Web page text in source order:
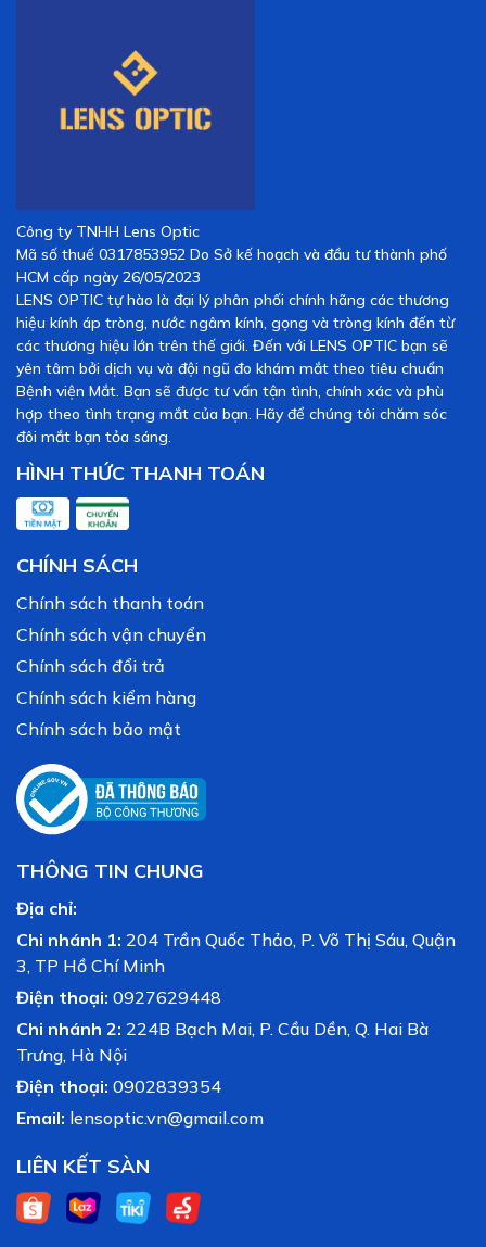
Công ty TNHH Lens Optic
Mã số thuế 0317853952 Do Sở kế hoạch và đầu tư thành phố
HCM cấp ngày 26/05/2023
LENS OPTIC tự hào là đại lý phân phối chính hãng các thương
hiệu kính áp tròng, nước ngâm kính, gọng và tròng kính đến từ
các thương hiệu lớn trên thế giới. Đến với LENS OPTIC bạn sẽ
yên tâm bởi dịch vụ và đội ngũ đo khám mắt theo tiêu chuẩn
Bệnh viện Mắt. Bạn sẽ được tư vấn tận tình, chính xác và phù
hợp theo tình trạng mắt của bạn. Hãy để chúng tôi chăm sóc
đôi mắt bạn tỏa sáng.
HÌNH THỨC THANH TOÁN
CHÍNH SÁCH
Chính sách thanh toán
Chính sách vận chuyển
Chính sách đổi trả
Chính sách kiểm hàng
Chính sách bảo mật
THÔNG TIN CHUNG
Địa chỉ:
Chi nhánh 1: 204 Trần Quốc Thảo, P. Võ Thị Sáu, Quận
3, TP Hồ Chí Minh
Điện thoại: 0927629448
Chi nhánh 2: 224B Bạch Mai, P. Cầu Dền, Q. Hai Bà
Trưng, Hà Nội
Điện thoại: 0902839354
Email: lensoptic.vn@gmail.com
LIÊN KẾT SÀN